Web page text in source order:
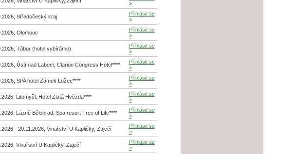
»
Středočeský kraj
Přihlásit se
»
Olomouc
Přihlásit se
»
Tábor (hotel vybíráme)
Přihlásit se
»
Ústí nad Labem, Clarion Congress Hotel****
Přihlásit se
»
SPA hotel Zámek Lužec****
Přihlásit se
»
Litomyšl, Hotel Zlatá Hvězda****
Přihlásit se
»
Lázně Bělohrad, Spa resort Tree of Life****
Přihlásit se
»
- 20.11.2026, Vinařství U Kapličky, Zaječí
Přihlásit se
»
Vinařství U Kapličky, Zaječí
Přihlásit se
»